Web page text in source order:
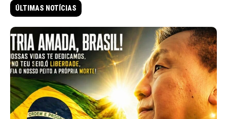
ÚLTIMAS NOTÍCIAS